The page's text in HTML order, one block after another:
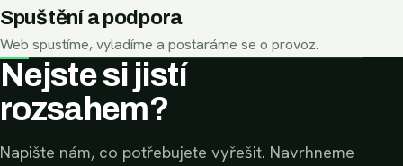
Spuštění a podpora
Web spustíme, vyladíme a postaráme se o provoz.
Nejste si jistí
rozsahem?
Napište nám, co potřebujete vyřešit. Navrhneme